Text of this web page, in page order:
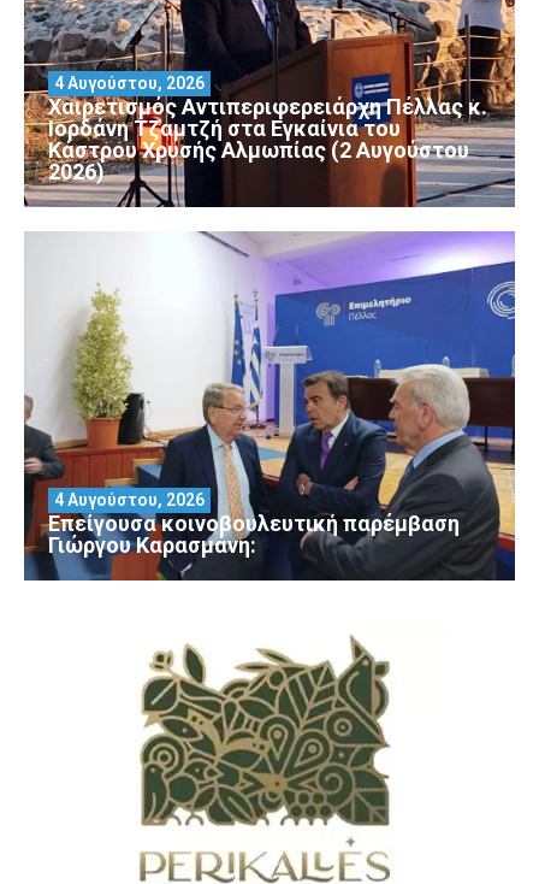
Χαιρετισμός Αντιπεριφερειάρχη Πέλλας κ.
Ιορδάνη Τζαμτζή στα Εγκαίνια του
Κάστρου Χρυσής Αλμωπίας (2 Αυγούστου
2026)
4 Αυγούστου, 2026
Επείγουσα κοινοβουλευτική παρέμβαση
Γιώργου Καρασμάνη:
4 Αυγούστου, 2026